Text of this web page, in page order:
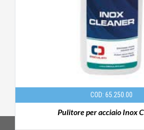
COD: 65.250.00
Pulitore per acciaio Inox